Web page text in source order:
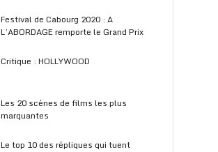
Festival de Cabourg 2020 : A
L’ABORDAGE remporte le Grand Prix
Critique : HOLLYWOOD
Les 20 scènes de films les plus
marquantes
Le top 10 des répliques qui tuent